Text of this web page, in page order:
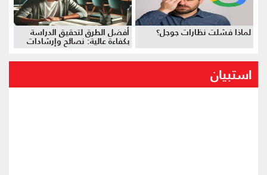
لماذا فشلت نظارات جوجل؟ أفضل الطرق لتحقيق الدراسة
بكفاءة عالية: نصائح وإرشادات
استبيان